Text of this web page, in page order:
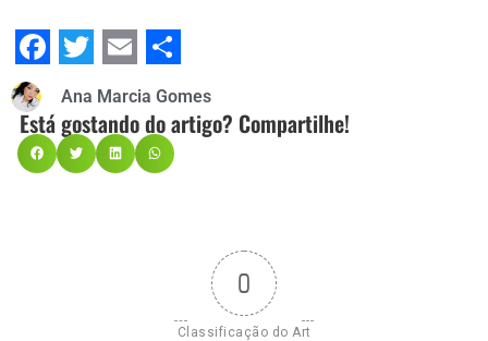
Facebook
Twitter
Email
Share
Ana Marcia Gomes
Está gostando do artigo? Compartilhe!
0
Classificação do Art